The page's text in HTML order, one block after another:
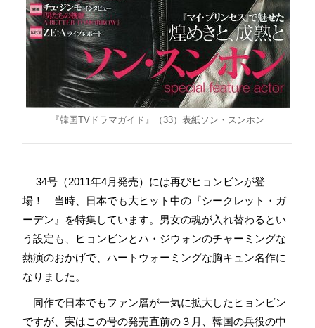
『韓国TVドラマガイド』（33）表紙ソン・スンホン
34号（2011年4月発売）には再びヒョンビンが登
場！ 当時、日本でも大ヒット中の『シークレット・ガ
ーデン』を特集しています。男女の魂が入れ替わるとい
う設定も、ヒョンビンとハ・ジウォンのチャーミングな
熱演のおかげで、ハートウォーミングな胸キュン名作に
なりました。
同作で日本でもファン層が一気に拡大したヒョンビン
ですが、実はこの号の発売直前の３月、韓国の兵役の中